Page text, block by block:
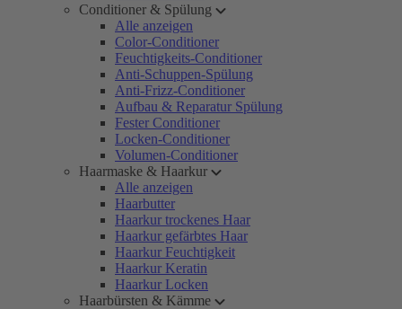
Conditioner & Spülung
Alle anzeigen
Color-Conditioner
Feuchtigkeits-Conditioner
Anti-Schuppen-Spülung
Anti-Frizz-Conditioner
Aufbau & Reparatur Spülung
Fester Conditioner
Locken-Conditioner
Volumen-Conditioner
Haarmaske & Haarkur
Alle anzeigen
Haarbutter
Haarkur trockenes Haar
Haarkur gefärbtes Haar
Haarkur Feuchtigkeit
Haarkur Keratin
Haarkur Locken
Haarbürsten & Kämme